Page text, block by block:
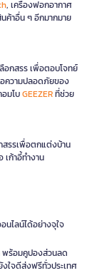
, เครื่องฟอกอากาศ
ค้าอื่น ๆ อีกมากมาย
กสรร เพื่อตอบโจทย์
ความปลอดภัยของ
มโบGEEZERที่ช่วย
รรเพื่อตกแต่งบ้าน
เก้าอี้ทำงาน
นไลน์ได้อย่างจุใจ
พร้อมคูปองส่วนลด
ใจดีส่งฟรีทั่วประเทศ